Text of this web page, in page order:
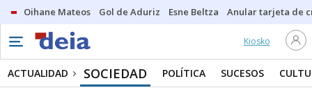
Oihane Mateos Gol de Aduriz Esne Beltza Anular tarjeta de
Kiosko
ACTUALIDAD SOCIEDAD POLÍTICA SUCESOS